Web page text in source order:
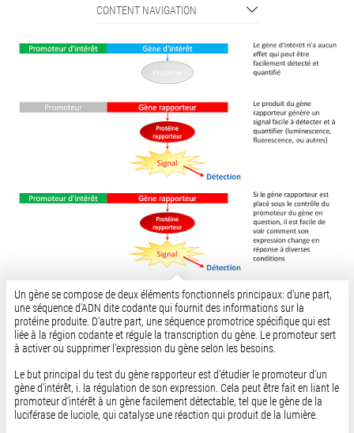
CONTENT NAVIGATION
Un gène se compose de deux éléments fonctionnels principaux: d'une part,
une séquence d'ADN dite codante qui fournit des informations sur la
protéine produite. D'autre part, une séquence promotrice spécifique qui est
liée à la région codante et régule la transcription du gène. Le promoteur sert
à activer ou supprimer l'expression du gène selon les besoins.
Le but principal du test du gène rapporteur est d'étudier le promoteur d'un
gène d'intérêt, i. la régulation de son expression. Cela peut être fait en liant le
promoteur d'intérêt à un gène facilement détectable, tel que le gène de la
luciférase de luciole, qui catalyse une réaction qui produit de la lumière.